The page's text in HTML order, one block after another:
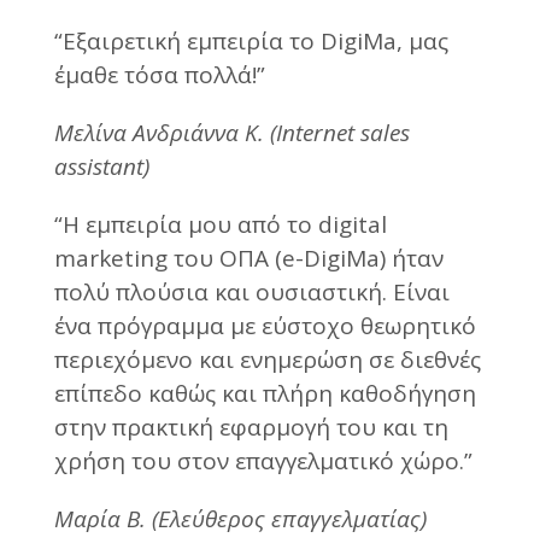
“Εξαιρετική εμπειρία το DigiMa, μας
έμαθε τόσα πολλά!”
Μελίνα Ανδριάννα Κ. (Internet sales
assistant)
“Η εμπειρία μου από το digital
marketing του ΟΠΑ (e-DigiMa) ήταν
πολύ πλούσια και ουσιαστική. Είναι
ένα πρόγραμμα με εύστοχο θεωρητικό
περιεχόμενο και ενημερώση σε διεθνές
επίπεδο καθώς και πλήρη καθοδήγηση
στην πρακτική εφαρμογή του και τη
χρήση του στον επαγγελματικό χώρο.”
Μαρία Β. (Ελεύθερος επαγγελματίας)